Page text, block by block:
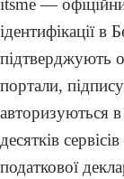
itsme —
ідентифікації в
підтверджують
портали,
авторизуються
десятків
податкової